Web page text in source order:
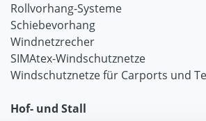
Rollvorhang-Systeme
Schiebevorhang
Windnetzrecher
SIMAtex-Windschutznetze
Windschutznetze für Carports und
Hof- und Stall